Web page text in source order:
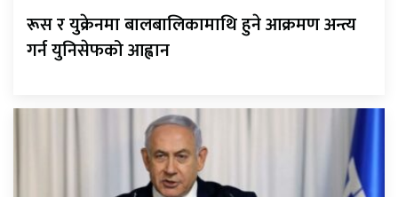
रूस र युक्रेनमा बालबालिकामाथि हुने आक्रमण अन्त्य
गर्न युनिसेफको आह्वान